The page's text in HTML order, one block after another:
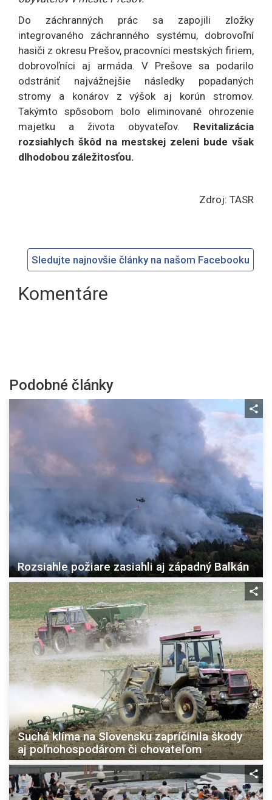
Do záchranných prác sa zapojili zložky
integrovaného záchranného systému, dobrovoľní
hasiči z okresu Prešov, pracovníci mestských firiem,
dobrovoľníci aj armáda. V Prešove sa podarilo
odstrániť najvážnejšie následky popadaných
stromy a konárov z výšok aj korún stromov.
Takýmto spôsobom bolo eliminované ohrozenie
majetku a života obyvateľov. Revitalizácia
rozsiahlych škôd na mestskej zeleni bude však
dlhodobou záležitosťou.
Zdroj: TASR
Sledujte najnovšie články na našom Facebooku
Komentáre
Podobné články
Rozsiahle požiare zasiahli aj západný Balkán
Suchá klíma na Slovensku zapríčinila škody
aj poľnohospodárom či chovateľom